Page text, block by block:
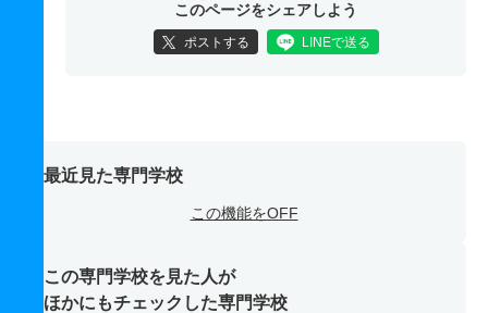
このページをシェアしよう
ポストする LINEで送る
最近見た専門学校
この機能をOFF
この専門学校を見た人が
ほかにもチェックした専門学校